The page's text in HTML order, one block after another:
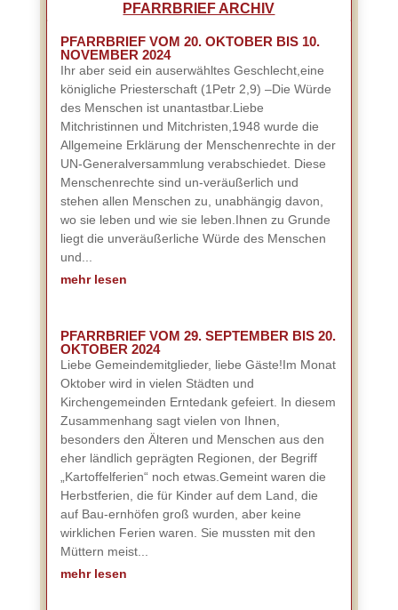
PFARRBRIEF ARCHIV
PFARRBRIEF VOM 20. OKTOBER BIS 10.
NOVEMBER 2024
Ihr aber seid ein auserwähltes Geschlecht,eine
königliche Priesterschaft (1Petr 2,9) –Die Würde
des Menschen ist unantastbar.Liebe
Mitchristinnen und Mitchristen,1948 wurde die
Allgemeine Erklärung der Menschenrechte in der
UN-Generalversammlung verabschiedet. Diese
Menschenrechte sind un-veräußerlich und
stehen allen Menschen zu, unabhängig davon,
wo sie leben und wie sie leben.Ihnen zu Grunde
liegt die unveräußerliche Würde des Menschen
und...
mehr lesen
PFARRBRIEF VOM 29. SEPTEMBER BIS 20.
OKTOBER 2024
Liebe Gemeindemitglieder, liebe Gäste!Im Monat
Oktober wird in vielen Städten und
Kirchengemeinden Erntedank gefeiert. In diesem
Zusammenhang sagt vielen von Ihnen,
besonders den Älteren und Menschen aus den
eher ländlich geprägten Regionen, der Begriff
„Kartoffelferien“ noch etwas.Gemeint waren die
Herbstferien, die für Kinder auf dem Land, die
auf Bau-ernhöfen groß wurden, aber keine
wirklichen Ferien waren. Sie mussten mit den
Müttern meist...
mehr lesen